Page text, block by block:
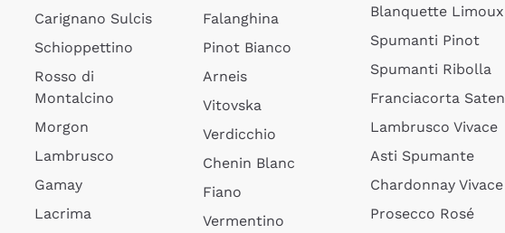
Carignano Sulcis
Schioppettino
Rosso di
Montalcino
Morgon
Lambrusco
Gamay
Lacrima
Falanghina
Pinot Bianco
Arneis
Vitovska
Verdicchio
Chenin Blanc
Fiano
Vermentino
Blanquette Limoux
Spumanti Pinot
Spumanti Ribolla
Franciacorta Saten
Lambrusco Vivace
Asti Spumante
Chardonnay Vivace
Prosecco Rosé